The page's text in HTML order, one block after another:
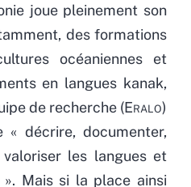
joue pleinement son
des formations
océaniennes et
en langues kanak,
de recherche (Eralo)
décrire, documenter,
les langues et
». Mais si la place ainsi